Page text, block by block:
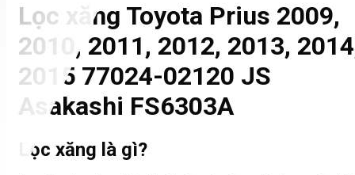
Lọc xăng Toyota Prius 2009,
2010, 2011, 2012, 2013,
2015 77024-02120 JS
Asakashi FS6303A
Lọc xăng là gì?